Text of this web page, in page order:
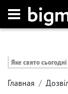
Яке свято сьогодні
Главная